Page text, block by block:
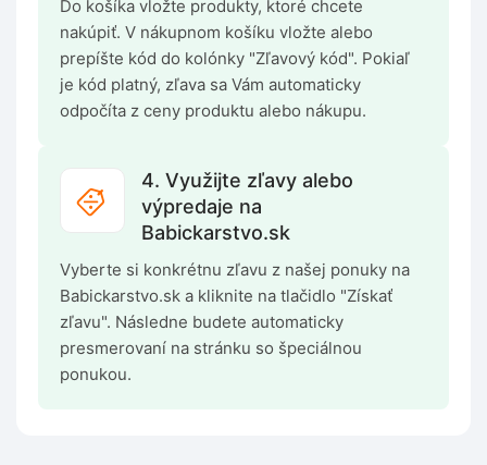
Do košíka vložte produkty, ktoré chcete
nakúpiť. V nákupnom košíku vložte alebo
prepíšte kód do kolónky "Zľavový kód". Pokiaľ
je kód platný, zľava sa Vám automaticky
odpočíta z ceny produktu alebo nákupu.
4. Využijte zľavy alebo
výpredaje na
Babickarstvo.sk
Vyberte si konkrétnu zľavu z našej ponuky na
Babickarstvo.sk a kliknite na tlačidlo "Získať
zľavu". Následne budete automaticky
presmerovaní na stránku so špeciálnou
ponukou.